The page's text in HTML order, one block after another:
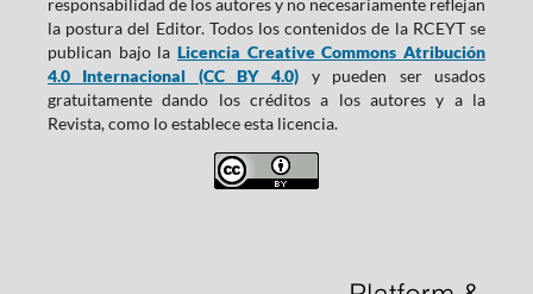
responsabilidad de los autores y no necesariamente reflejan
la postura del Editor. Todos los contenidos de la RCEYT se
publican bajo la Licencia Creative Commons Atribución
4.0 Internacional (CC BY 4.0) y pueden ser usados
gratuitamente dando los créditos a los autores y a la
Revista, como lo establece esta licencia.